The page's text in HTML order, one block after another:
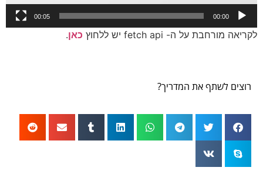
00:00
00:05
לקריאה מורחבת על ה- fetch api יש ללחוץ כאן.
רוצים לשתף את המדריך?